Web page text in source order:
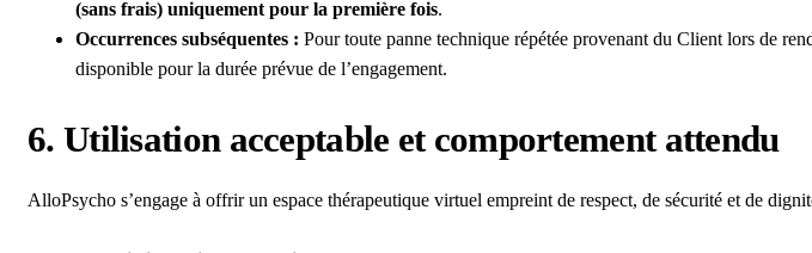
(sans frais) uniquement pour la première fois.
Occurrences subséquentes : Pour toute panne technique répétée provenant du Client lors de
disponible pour la durée prévue de l’engagement.
6. Utilisation acceptable et comportement attendu
AlloPsycho s’engage à offrir un espace thérapeutique virtuel empreint de respect, de sécurité et de